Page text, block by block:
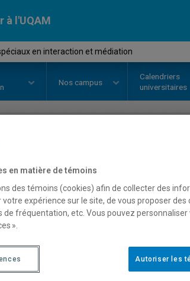
à l'UQAM
en interaction et médiation
Nos campus
Calendriers
universitaires
médiation
Description
en matière de témoins
des témoins (cookies) afin de collecter des
votre expérience sur le site, de vous proposer des
de fréquentation, etc. Vous pouvez
».
Autoriser les